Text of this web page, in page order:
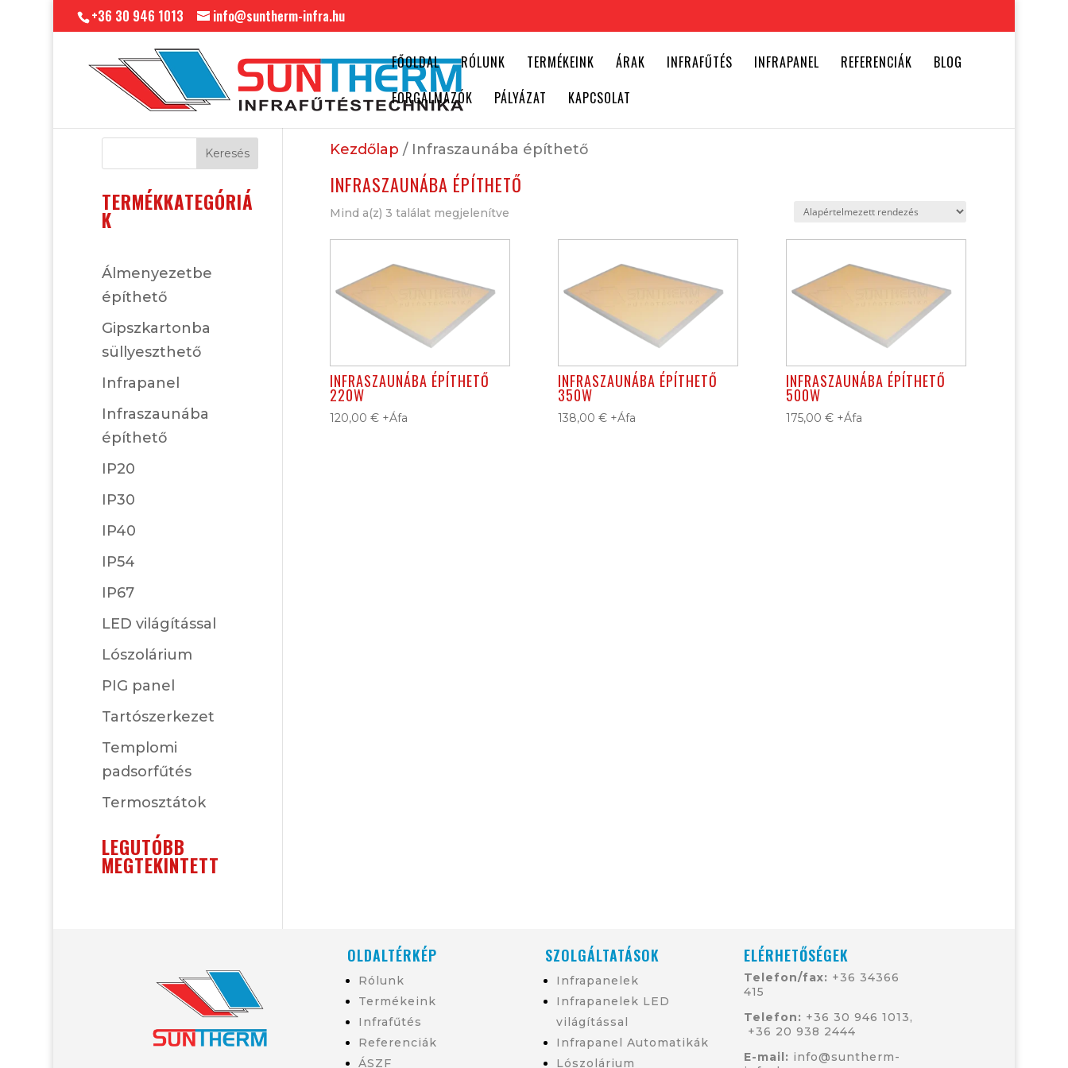
+36 30 946 1013 info@suntherm-infra.hu
FŐOLDAL RÓLUNK TERMÉKEINK ÁRAK INFRAFŰTÉS INFRAPANEL REFERENCIÁK
BLOG
FORGALMAZÓK
PÁLYÁZAT KAPCSOLAT
Kezdőlap / Infraszaunába építhető
INFRASZAUNÁBA ÉPÍTHETŐ
Mind a(z) 3 találat megjelenítve
INFRASZAUNÁBA ÉPÍTHETŐ
220W
120,00 € +Áfa
INFRASZAUNÁBA ÉPÍTHETŐ
350W
138,00 € +Áfa
INFRASZAUNÁBA ÉPÍTHETŐ
500W
175,00 € +Áfa
Keresés
TERMÉKKATEGÓRIÁ
K
Álmenyezetbe
építhető
Gipszkartonba
süllyeszthető
Infrapanel
Infraszaunába
építhető
IP20
IP30
IP40
IP54
IP67
LED világítással
Lószolárium
PIG panel
Tartószerkezet
Templomi
padsorfűtés
Termosztátok
LEGUTÓBB
MEGTEKINTETT
OLDALTÉRKÉP
Rólunk
Termékeink
Infrafűtés
Referenciák
ÁSZF
SZOLGÁLTATÁSOK
Infrapanelek
Infrapanelek LED
világítással
Infrapanel Automatikák
Lószolárium
ELÉRHETŐSÉGEK
Telefon/fax: +36 34366
415
Telefon: +36 30 946 1013,
+36 20 938 2444
E-mail: info@suntherm-